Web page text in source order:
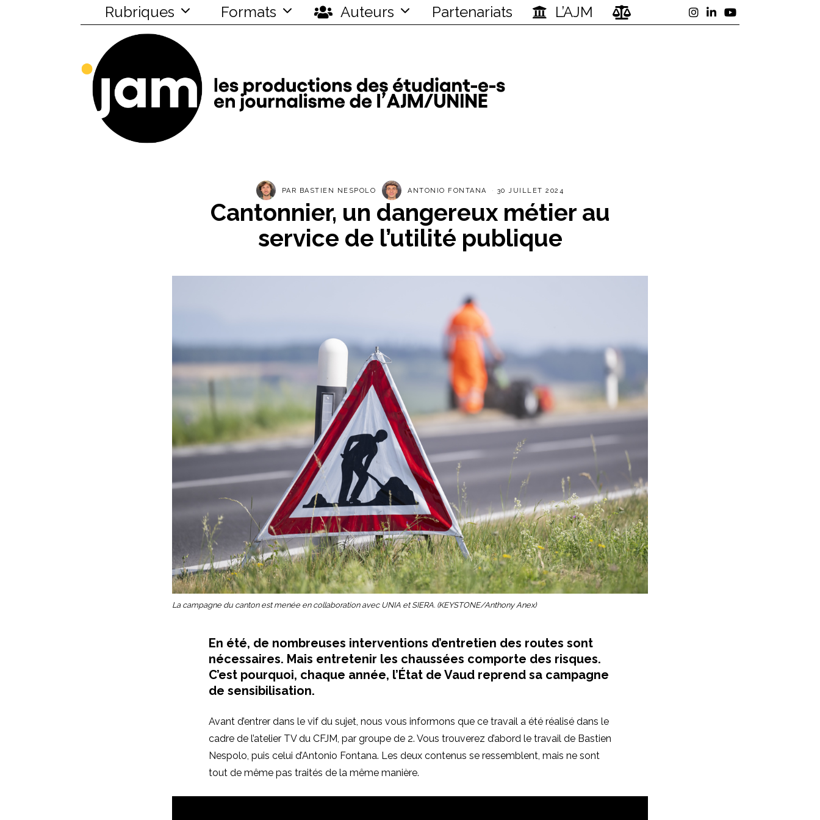
Rubriques Formats Auteurs Partenariats L’AJM
PAR BASTIEN NESPOLO ANTONIO FONTANA 30 JUILLET 2024
Cantonnier, un dangereux métier au
service de l’utilité publique
La campagne du canton est menée en collaboration avec UNIA et SIERA. (KEYSTONE/Anthony Anex)
En été, de nombreuses interventions d’entretien des routes sont
nécessaires. Mais entretenir les chaussées comporte des risques.
C’est pourquoi, chaque année, l’État de Vaud reprend sa campagne
de sensibilisation.
Avant d’entrer dans le vif du sujet, nous vous informons que ce travail a été réalisé dans le
cadre de l’atelier TV du CFJM, par groupe de 2. Vous trouverez d’abord le travail de Bastien
Nespolo, puis celui d’Antonio Fontana. Les deux contenus se ressemblent, mais ne sont
tout de même pas traités de la même manière.